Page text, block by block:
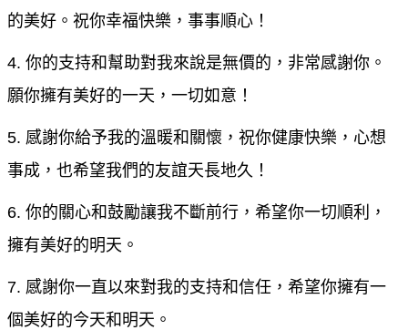
的美好。祝你幸福快樂，事事順心！
4. 你的支持和幫助對我來說是無價的，非常感謝你。
願你擁有美好的一天，一切如意！
5. 感謝你給予我的溫暖和關懷，祝你健康快樂，心想
事成，也希望我們的友誼天長地久！
6. 你的關心和鼓勵讓我不斷前行，希望你一切順利，
擁有美好的明天。
7. 感謝你一直以來對我的支持和信任，希望你擁有一
個美好的今天和明天。